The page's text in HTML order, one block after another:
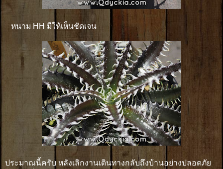
หนาม HH มีให้เห็นชัดเจน
ประมาณนี้ครับ หลังเลิกงานเดินทางกลับถึงบ้านอย่างปลอดภัย